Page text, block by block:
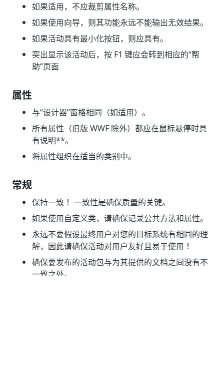
如果适用，不应裁剪属性名称。
如果使用向导，则其功能永远不能输出无效结果。
如果活动具有最小化按钮，则应具有。
突出显示该活动后，按 F1 键应会转到相应的“帮
助”页面
属性
与“设计器”窗格相同（如适用）。
所有属性（旧版 WWF 除外）都应在鼠标悬停时具
有说明**。
将属性组织在适当的类别中。
常规
保持一致！ 一致性是确保质量的关键。
如果使用自定义类，请确保记录公共方法和属性。
永远不要假设最终用户对您的目标系统有相同的理
解，因此请确保活动对用户友好且易于使用！
确保要发布的活动包与为其提供的文档之间没有不
一致之处。